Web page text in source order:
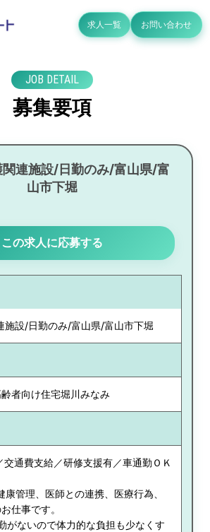
求人一覧 お問い合わせ
JOB DETAIL
募集要項
連施設/日勤のみ/富山県/富
山市下堀
この求人に応募する
施設/日勤のみ/富山県/富山市下堀
者向け住宅堀川みなみ
交通費支給／研修支援有／車通勤ＯＫ
康管理、医師との連携、医療行為、
仕事です。
がないので体力的な負担も少なくす